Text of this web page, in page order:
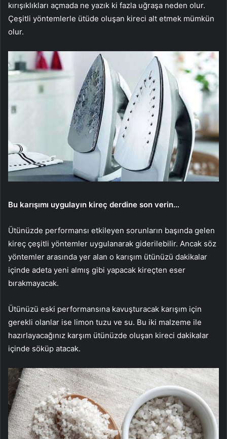
kırışıklıkları açmada ne yazık ki fazla uğraşa neden olur.
Çeşitli yöntemlerle ütüde oluşan kireci alt etmek mümkün
olur.
Bu karışımı uygulayın kireç derdine son verin…
Ütünüzde performansı etkileyen sorunların başında gelen
kireç çeşitli yöntemler uygulanarak giderilebilir. Ancak söz
yöntemler arasında yer alan o karışım ütünüzü dakikalar
içinde adeta yeni almış gibi yapacak kireçten eser
bırakmayacak.
Ütünüzü eski performansına kavuşturacak karışım için
gerekli olanlar ise limon tuzu ve su. Bu iki malzeme ile
hazırlayacağınız karşım ütünüzde oluşan kireci dakikalar
içinde söküp atacak.